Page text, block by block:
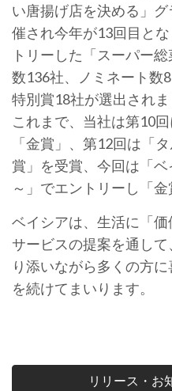
い唐揚げ店を決める」
催され今年が13回目と
トリーした「スーパー
数136社、ノミネート数
特別賞18社が選出されま
これまで、当社は第10
「金賞」、第12回は「
賞」を受賞、今回は「
～」でエントリーし「金
ベイシアは、生活に「
サービスの提案を通し
り添いながら多くの方
を続けてまいります。
リリース・お